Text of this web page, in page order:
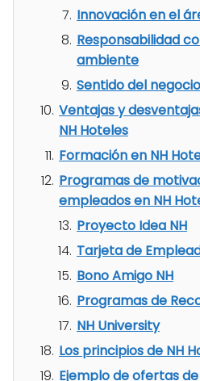
Innovación en el
Responsabilidad
ambiente
Sentido del negocio
Ventajas y
NH Hoteles
Formación en NH
Programas de
empleados en NH
Proyecto Idea NH
Tarjeta de
Bono Amigo NH
Programas de
NH University
Los principios de NH
Ejemplo de ofertas